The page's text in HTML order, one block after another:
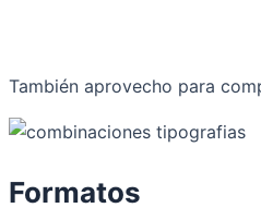
También aprovecho para
Formatos